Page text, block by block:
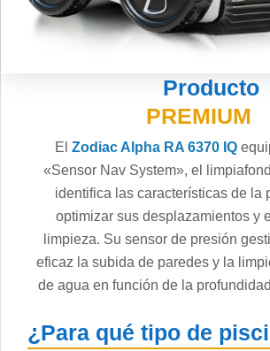
Producto
PREMIUM
El Zodiac Alpha RA 6370 IQ
«Sensor Nav System», el
identifica las características de la
optimizar sus desplazamientos y
limpieza. Su sensor de presión
eficaz la subida de paredes y la
de agua en función de la
¿Para qué tipo de